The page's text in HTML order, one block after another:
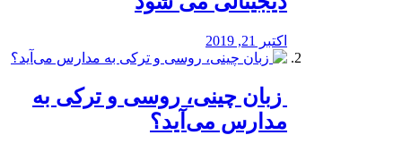
اکتبر 21, 2019
️ زبان چینی، روسی و ترکی به
مدارس می‌آید؟